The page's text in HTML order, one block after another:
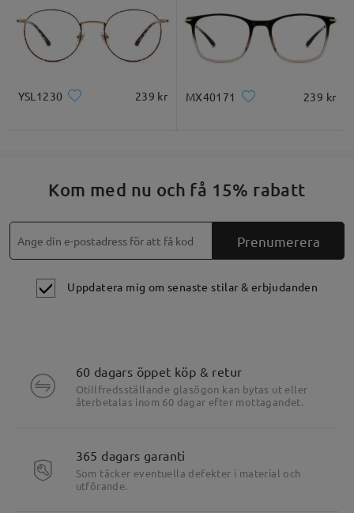
YSL1230 239 kr MX40171 239 kr
Kom med nu och få 15% rabatt
Prenumerera
Uppdatera mig om senaste stilar & erbjudanden
60 dagars öppet köp & retur
Otillfredsställande glasögon kan bytas ut eller
återbetalas inom 60 dagar efter mottagandet.
365 dagars garanti
Som täcker eventuella defekter i material och
utförande.